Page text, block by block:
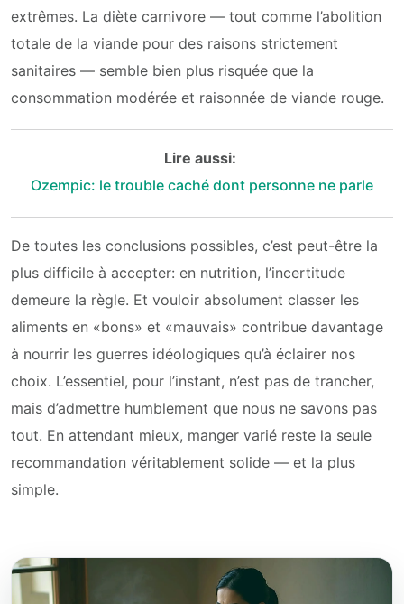
extrêmes. La diète carnivore — tout comme l’abolition
totale de la viande pour des raisons strictement
sanitaires — semble bien plus risquée que la
consommation modérée et raisonnée de viande rouge.
Lire aussi:
Ozempic: le trouble caché dont personne ne parle
De toutes les conclusions possibles, c’est peut-être la
plus difficile à accepter: en nutrition, l’incertitude
demeure la règle. Et vouloir absolument classer les
aliments en «bons» et «mauvais» contribue davantage
à nourrir les guerres idéologiques qu’à éclairer nos
choix. L’essentiel, pour l’instant, n’est pas de trancher,
mais d’admettre humblement que nous ne savons pas
tout. En attendant mieux, manger varié reste la seule
recommandation véritablement solide — et la plus
simple.